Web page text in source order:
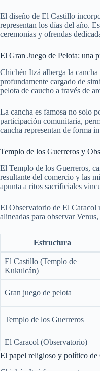
El diseño de El Castillo
representan los días del año.
ceremonias y ofrendas
El Gran Juego de Pelota: una
Chichén Itzá alberga la
profundamente cargado de
pelota de caucho a través de
La cancha es famosa no solo
participación comunitaria,
cancha representan de forma
Templo de los Guerreros y
El Templo de los Guerreros,
resultante del comercio y las
apunta a ritos sacrificiales
El Observatorio de El Caracol
alineadas para observar
Estructura
El Castillo (Templo de
Kukulcán)
Gran juego de pelota
Templo de los Guerreros
El Caracol (Observatorio)
El papel religioso y político de